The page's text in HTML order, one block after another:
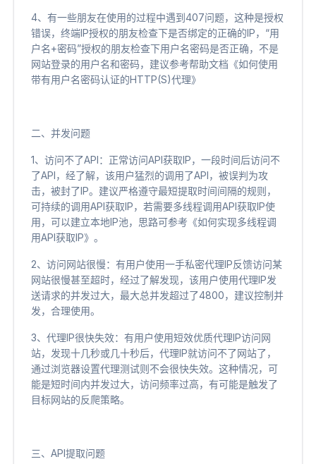
4、有一些朋友在使用的过程中遇到407问题，这种是授权
错误，终端IP授权的朋友检查下是否绑定的正确的IP，“用
户名+密码”授权的朋友检查下用户名密码是否正确，不是
网站登录的用户名和密码，建议参考帮助文档《如何使用
带有用户名密码认证的HTTP(S)代理》
二、并发问题
1、访问不了API：正常访问API获取IP，一段时间后访问不
了API，经了解，该用户猛烈的调用了API，被误判为攻
击，被封了IP。建议严格遵守最短提取时间间隔的规则，
可持续的调用API获取IP，若需要多线程调用API获取IP使
用，可以建立本地IP池，思路可参考《如何实现多线程调
用API获取IP》。
2、访问网站很慢：有用户使用一手私密代理IP反馈访问某
网站很慢甚至超时，经过了解发现，该用户使用代理IP发
送请求的并发过大，最大总并发超过了4800，建议控制并
发，合理使用。
3、代理IP很快失效：有用户使用短效优质代理IP访问网
站，发现十几秒或几十秒后，代理IP就访问不了网站了，
通过浏览器设置代理测试则不会很快失效。这种情况，可
能是短时间内并发过大，访问频率过高，有可能是触发了
目标网站的反爬策略。
三、API提取问题